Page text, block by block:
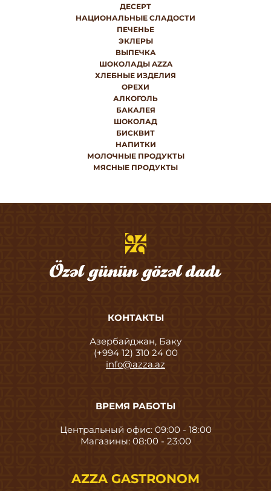
ДЕСЕРТ
НАЦИОНАЛЬНЫЕ СЛАДОСТИ
ПЕЧЕНЬЕ
ЭКЛЕРЫ
ВЫПЕЧКА
ШОКОЛАДЫ AZZA
ХЛЕБНЫЕ ИЗДЕЛИЯ
ОРЕХИ
АЛКОГОЛЬ
БАКАЛЕЯ
ШОКОЛАД
БИСКВИТ
НАПИТКИ
МОЛОЧНЫЕ ПРОДУКТЫ
МЯСНЫЕ ПРОДУКТЫ
КОНТАКТЫ
Азербайджан, Баку
(+994 12) 310 24 00
info@azza.az
ВРЕМЯ РАБОТЫ
Центральный офис: 09:00 - 18:00
Магазины: 08:00 - 23:00
AZZA GASTRONOM